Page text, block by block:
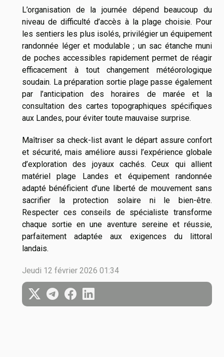
L’organisation de la journée dépend beaucoup du
niveau de difficulté d’accès à la plage choisie. Pour
les sentiers les plus isolés, privilégier un équipement
randonnée léger et modulable ; un sac étanche muni
de poches accessibles rapidement permet de réagir
efficacement à tout changement météorologique
soudain. La préparation sortie plage passe également
par l’anticipation des horaires de marée et la
consultation des cartes topographiques spécifiques
aux Landes, pour éviter toute mauvaise surprise.
Maîtriser sa check-list avant le départ assure confort
et sécurité, mais améliore aussi l’expérience globale
d’exploration des joyaux cachés. Ceux qui allient
matériel plage Landes et équipement randonnée
adapté bénéficient d’une liberté de mouvement sans
sacrifier la protection solaire ni le bien-être.
Respecter ces conseils de spécialiste transforme
chaque sortie en une aventure sereine et réussie,
parfaitement adaptée aux exigences du littoral
landais.
Jeudi 12 février 2026 01:34